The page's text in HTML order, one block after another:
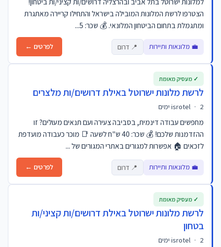
הצטרפו לרשת המלונות המובילה בישראל והתחילו קריירה מאתגרת
ומתגמלת בתחום הביטחון המלונאי. 💰 שכר: 5...
💼 מלונאות ותיירות 📍 דרום לפרטים ←
לרשת מלונות ישרוטל באילת דרושים/ות מלצרים
isrotel · 2 ימים
מחפשים עבודה דינמית, בסביבה צעירה ועם תנאים מעולים? זו
ההזדמנות שלכם! 💰 שכר: 40 ש"ח לשעה 📑 מוכר כעבודה מועדפת
לזכאים 🏠 אפשרות למגורים באתרי המגורים של ...
💼 מלונאות ותיירות 📍 דרום לפרטים ←
✓ מעסיק מאומת
לרשת מלונות ישרוטל באילת דרושים/ות קציני/ות
בטחון
isrotel · 2 ימים
✓ מעסיק מאומת